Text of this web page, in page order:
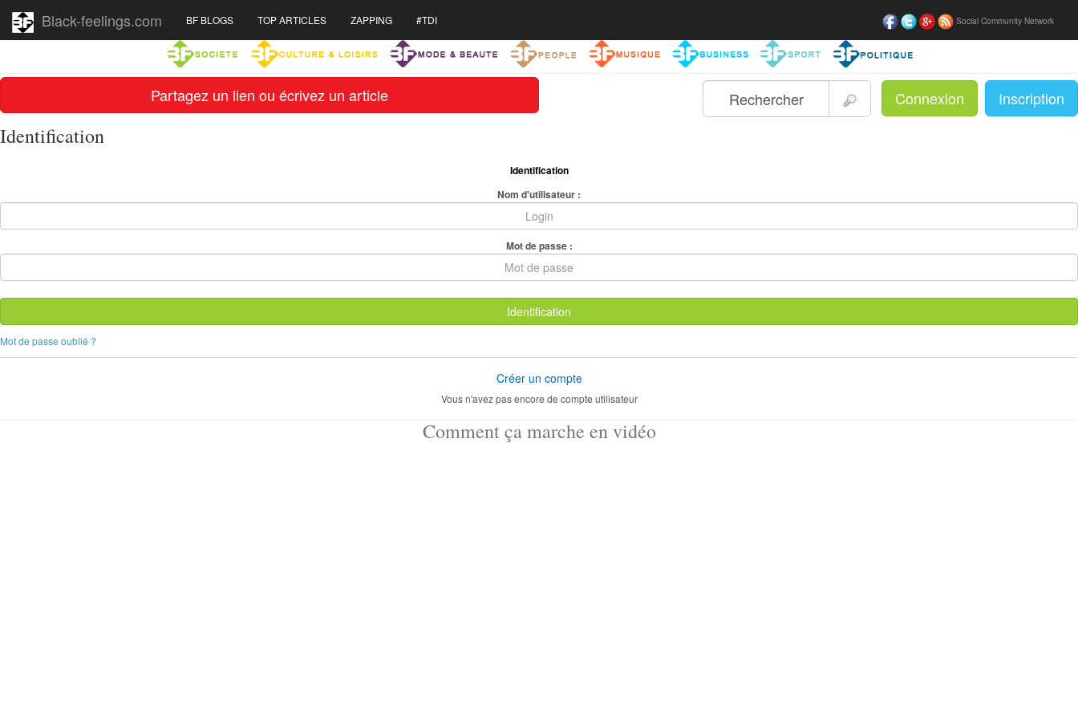
Partagez un lien ou écrivez un article Connexion Inscription
Black-feelings.com Social Community Network
BF BLOGS TOP ARTICLES ZAPPING #TDI
Identification
Identification
Nom d'utilisateur :
Mot de passe :
Identification
Mot de passe oublié ?
Créer un compte
Vous n'avez pas encore de compte utilisateur
Comment ça marche en vidéo